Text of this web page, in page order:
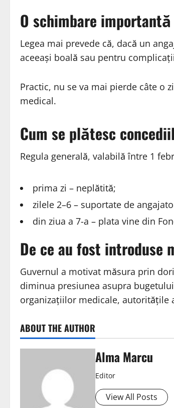
O schimbare
Legea mai prevede că, dacă un
aceeași boală sau pentru
Practic, nu se va mai pierde câte o
medical.
Cum se plătesc
Regula generală, valabilă între 1
prima zi – neplătită;
zilele 2–6 – suportate de
din ziua a 7-a – plata vine din
De ce au fost introduse
Guvernul a motivat măsura prin
diminua presiunea asupra
organizațiilor medicale, autoritățile
ABOUT THE AUTHOR
Alma Marcu
Editor
View All Posts